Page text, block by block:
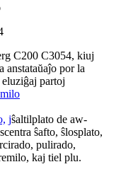
C200 C3054, kiuj
anstataŭaĵo por la
partoj
jŝaltilplato de aw-
ŝafto, ŝlosplato,
pulirado,
kaj tiel plu.